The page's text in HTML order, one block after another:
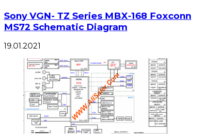
Sony VGN- TZ Series MBX-168 Foxconn
MS72 Schematic Diagram
19.01.2021